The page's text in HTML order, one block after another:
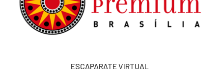
ESCAPARATE VIRTUAL